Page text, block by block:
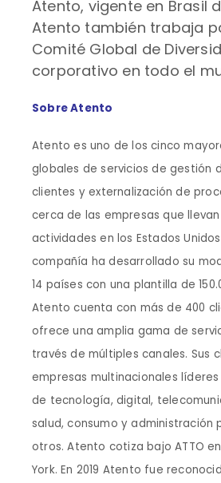
Atento, vigente en Brasil
Atento también trabaja
Comité Global de
corporativo en todo el
Sobre Atento
Atento es uno de los cinco
globales de servicios de gestión
clientes y externalización de
cerca de las empresas que
actividades en los Estados
compañía ha desarrollado su
14 países con una plantilla de
Atento cuenta con más de 400
ofrece una amplia gama de
través de múltiples canales. Sus
empresas multinacionales
de tecnología, digital,
salud, consumo y administración
otros. Atento cotiza bajo ATTO
York. En 2019 Atento fue